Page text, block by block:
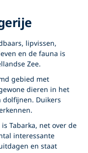
lipvissen,
en de fauna is
Zee.
gebied met
dieren in het
Duikers
Tabarka, net over de
interessante
en staat